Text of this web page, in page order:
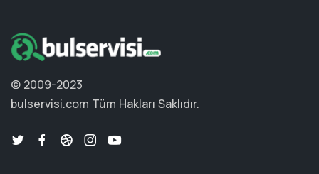
© 2009-2023
bulservisi.com Tüm Hakları Saklıdır.